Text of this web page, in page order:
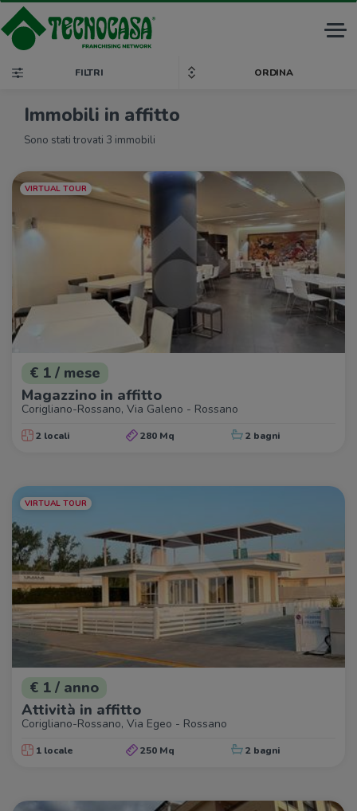
Immobili in affitto
Sono stati trovati 3 immobili
FILTRI ORDINA
VIRTUAL TOUR
€ 1 / mese
Magazzino in affitto
Corigliano-Rossano, Via Galeno - Rossano
2 locali 280 Mq 2 bagni
VIRTUAL TOUR
€ 1 / anno
Attività in affitto
Corigliano-Rossano, Via Egeo - Rossano
1 locale 250 Mq 2 bagni